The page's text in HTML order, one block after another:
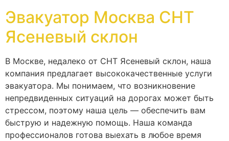
Эвакуатор Москва СНТ
Ясеневый склон
В Москве, недалеко от СНТ Ясеневый склон, наша
компания предлагает высококачественные услуги
эвакуатора. Мы понимаем, что возникновение
непредвиденных ситуаций на дорогах может быть
стрессом, поэтому наша цель — обеспечить вам
быструю и надежную помощь. Наша команда
профессионалов готова выехать в любое время